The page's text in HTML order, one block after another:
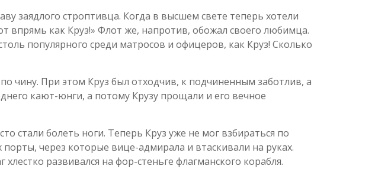
заядлого строптивца. Когда в высшем свете теперь хотели
впрямь как Круз!» Флот же, напротив, обожал своего любимца.
популярного среди матросов и офицеров, как Круз! Сколько
чину. При этом Круз был отходчив, к подчиненным заботлив, а
кают-юнги, а потому Крузу прощали и его вечное
стали болеть ноги. Теперь Круз уже не мог взбираться по
через которые вице-адмирала и втаскивали на руках.
развивался на фор-стеньге флагманского корабля.